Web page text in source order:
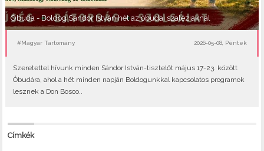
Óbuda - Boldog Sándor István hét az óbudai szaléziaknál
#Magyar Tartomány 2026-05-08, Péntek
Szeretettel hívunk minden Sándor István-tisztelőt május 17-23. között
Óbudára, ahol a hét minden napján Boldogunkkal kapcsolatos programok
lesznek a Don Bosco..
Címkék